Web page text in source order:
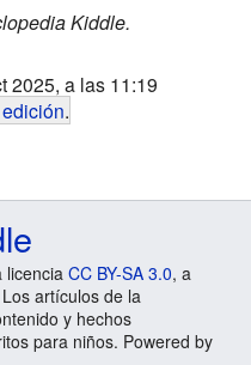
Kiddle.
2025, a las 11:19
.
licencia CC BY-SA 3.0, a
artículos de la
y hechos
para niños. Powered by